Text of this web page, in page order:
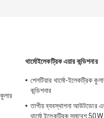
থার্মোইলেকট্রিক এয়ার কন্ডিশনার
পেলটিয়ার থার্মো-ইলেকট্রিক
কন্ডিশনার
তাপীয় ব্যবস্থাপনা আউটডোর
থার্মো ইলেকট্রিক সমাবেশ